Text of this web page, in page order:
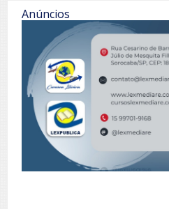
Anúncios